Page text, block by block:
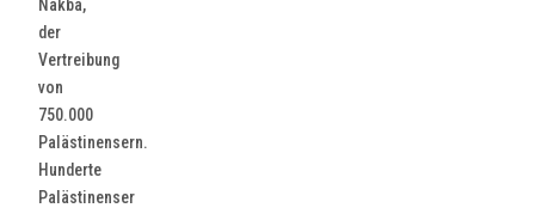
Nakba,
der
Vertreibung
von
750.000
Palästinensern.
Hunderte
Palästinenser